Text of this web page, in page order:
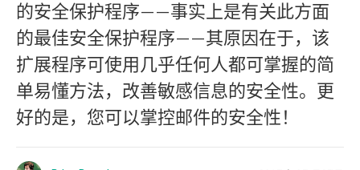
的安全保护程序——事实上是有关此方面
的最佳安全保护程序——其原因在于，该
扩展程序可使用几乎任何人都可掌握的简
单易懂方法，改善敏感信息的安全性。更
好的是，您可以掌控邮件的安全性！